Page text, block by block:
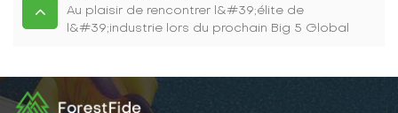
Au plaisir de rencontrer l&#39;élite de
l&#39;industrie lors du prochain Big 5 Global